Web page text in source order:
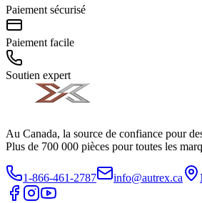
Paiement sécurisé
Paiement facile
Soutien expert
Au Canada, la source de confiance pour
Plus de 700 000 pièces pour toutes les
1-866-461-2787 info@autrex.ca